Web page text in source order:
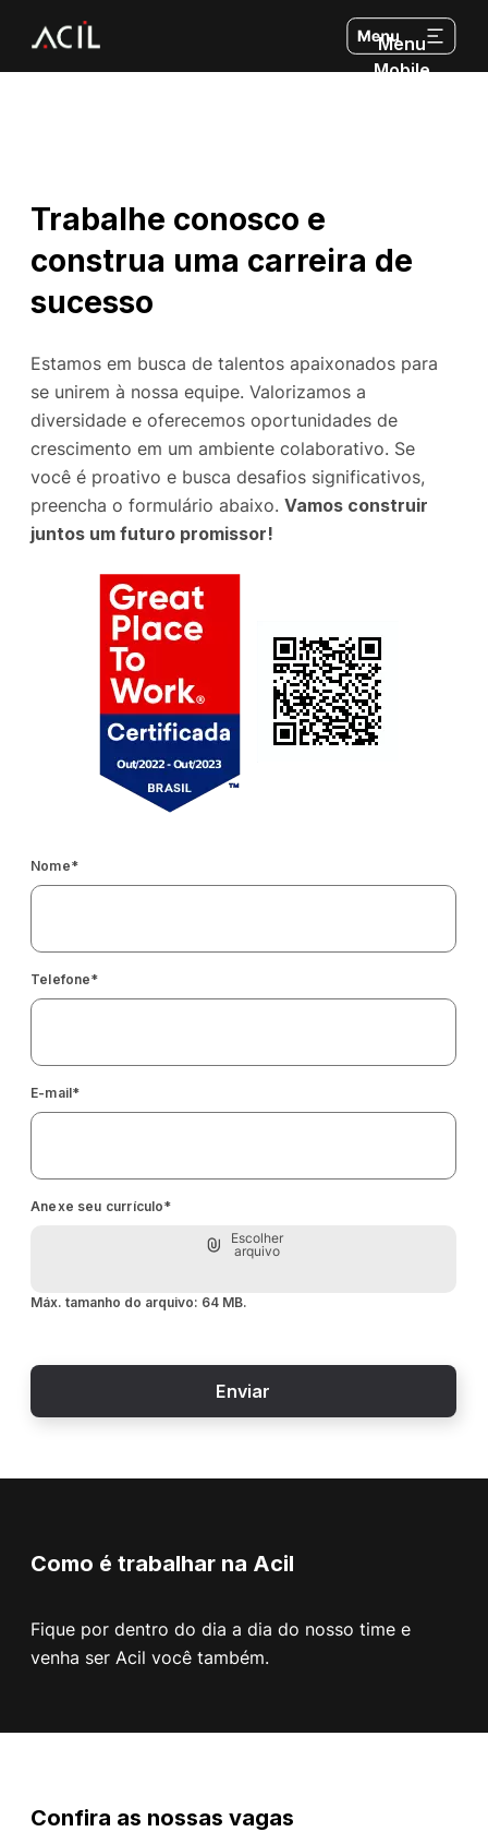
Menu
Mobile
Trabalhe conosco e
construa uma carreira de
sucesso
Estamos em busca de talentos apaixonados para
se unirem à nossa equipe. Valorizamos a
diversidade e oferecemos oportunidades de
crescimento em um ambiente colaborativo. Se
você é proativo e busca desafios significativos,
preencha o formulário abaixo. Vamos construir
juntos um futuro promissor!
Nome*
Telefone*
E-mail*
Anexe seu currículo*
Máx. tamanho do arquivo: 64 MB.
Como é trabalhar na Acil
Fique por dentro do dia a dia do nosso time e
venha ser Acil você também.
Confira as nossas vagas